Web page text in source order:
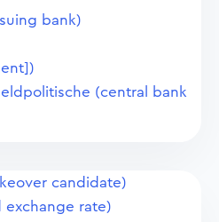
bank)
(central bank
candidate)
exchange rate)